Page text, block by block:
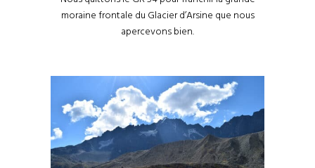
moraine frontale du Glacier d’Arsine que nous
apercevons bien.